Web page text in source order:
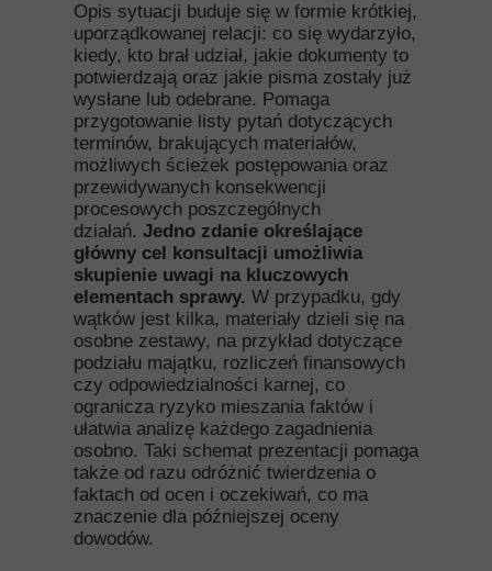
Opis sytuacji buduje się w formie krótkiej,
uporządkowanej relacji: co się wydarzyło,
kiedy, kto brał udział, jakie dokumenty to
potwierdzają oraz jakie pisma zostały już
wysłane lub odebrane. Pomaga
przygotowanie listy pytań dotyczących
terminów, brakujących materiałów,
możliwych ścieżek postępowania oraz
przewidywanych konsekwencji
procesowych poszczególnych
działań. Jedno zdanie określające
główny cel konsultacji umożliwia
skupienie uwagi na kluczowych
elementach sprawy. W przypadku, gdy
wątków jest kilka, materiały dzieli się na
osobne zestawy, na przykład dotyczące
podziału majątku, rozliczeń finansowych
czy odpowiedzialności karnej, co
ogranicza ryzyko mieszania faktów i
ułatwia analizę każdego zagadnienia
osobno. Taki schemat prezentacji pomaga
także od razu odróżnić twierdzenia o
faktach od ocen i oczekiwań, co ma
znaczenie dla późniejszej oceny
dowodów.